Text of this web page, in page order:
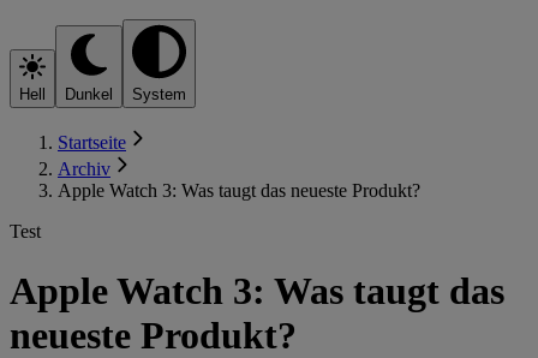
Hell Dunkel System
Startseite
Archiv
Apple Watch 3: Was taugt das neueste Produkt?
Test
Apple Watch 3: Was taugt das
neueste Produkt?